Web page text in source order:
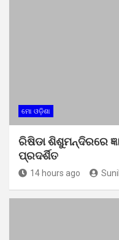
ମୋ ଓଡ଼ିଶା
ରିଷିଡା ଶିଶୁମନ୍ଦିରରେ
ପ୍ରଦର୍ଶିତ
14 hours ago